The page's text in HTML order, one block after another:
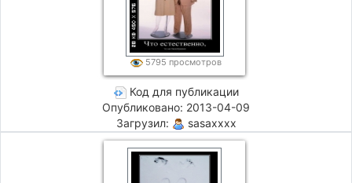
5795 просмотров
Код для публикации
Опубликовано: 2013-04-09
Загрузил:
sasaxxxx